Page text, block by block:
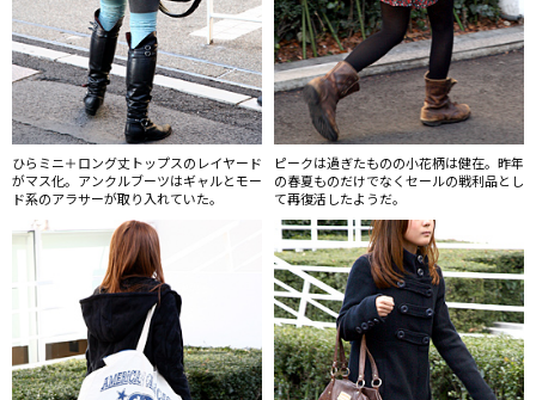
ひらミニ＋ロング丈トップスのレイヤード
がマス化。アンクルブーツはギャルとモー
ド系のアラサーが取り入れていた。
ピークは過ぎたものの小花柄は健在。昨年
の春夏ものだけでなくセールの戦利品とし
て再復活したようだ。